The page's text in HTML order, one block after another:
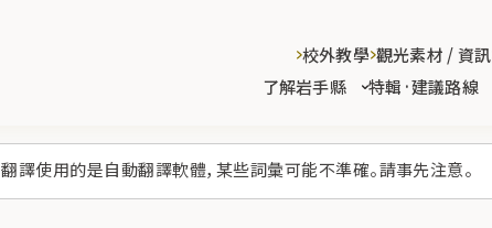
翻譯使用的是自動翻譯軟體，某些詞彙可能不準確。請事先注意。
了解岩手縣 特輯·建議路線
校外教學 觀光素材 / 資訊